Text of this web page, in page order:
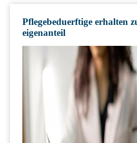
Pflegebeduerftige erhalten
eigenanteil